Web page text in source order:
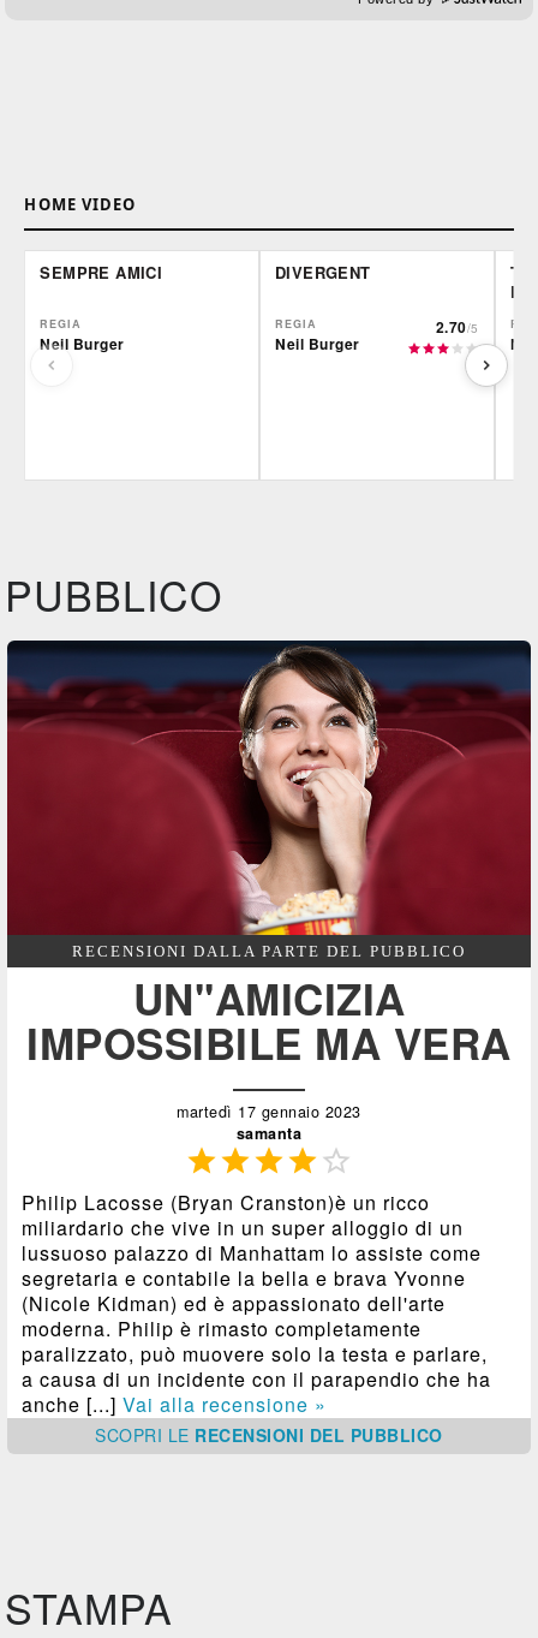
HOME VIDEO
SEMPRE AMICI
REGIA
Neil Burger
DIVERGENT
REGIA
Neil Burger
2.70/5
PUBBLICO
RECENSIONI DALLA PARTE DEL PUBBLICO
UN''AMICIZIA
IMPOSSIBILE MA VERA
martedì 17 gennaio 2023
samanta

Philip Lacosse (Bryan Cranston)è un ricco
miliardario che vive in un super alloggio di un
lussuoso palazzo di Manhattam lo assiste come
segretaria e contabile la bella e brava Yvonne
(Nicole Kidman) ed è appassionato dell'arte
moderna. Philip è rimasto completamente
paralizzato, può muovere solo la testa e parlare,
a causa di un incidente con il parapendio che ha
anche [...]Vai alla recensione »
SCOPRI LE RECENSIONI DEL PUBBLICO
STAMPA